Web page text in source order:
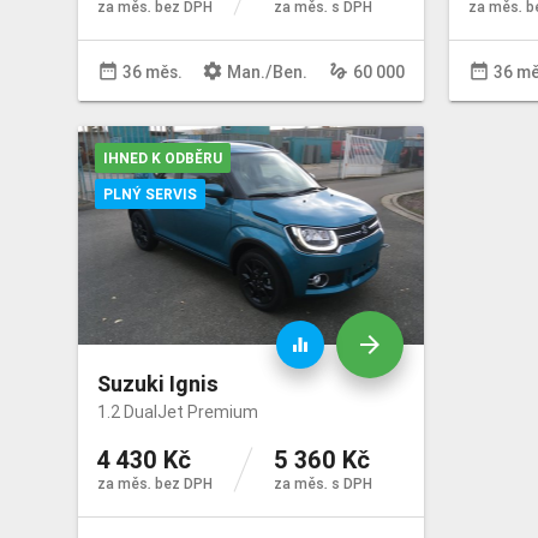
za měs. bez DPH za měs. s DPH
date_range 36 měs. settings Man./Ben. gesture 60 000
za měs.
date_range 36
Suzuki Ignis
1.2 DualJet Premium
4 430 Kč
za měs. bez DPH
5 360 Kč
za měs. s DPH
arrow_forward
equalizer
IHNED K ODBĚRU
PLNÝ SERVIS